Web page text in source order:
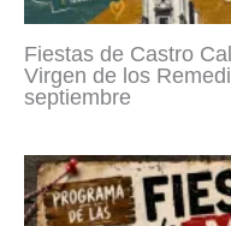
Fiestas de Castro
Virgen de los
septiembre